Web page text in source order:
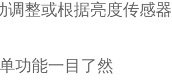
调整或根据亮度传感
功能一目了然